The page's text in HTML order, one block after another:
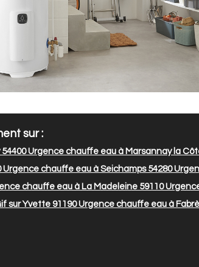
sur :
Urgence chauffe eau à Marsannay la
Urgence chauffe eau à Seichamps 54280
chauffe eau à La Madeleine 59110
sur Yvette 91190Urgence chauffe eau à